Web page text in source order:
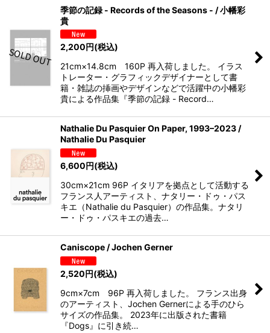
季節の記録 - Records of the Seasons - / 小幡彩
貴
2,200円(税込)
21cm×14.8cm 160P 再入荷しました。 イラス
トレーター・グラフィックデザイナーとして書
籍・雑誌の挿画やデザインなどで活躍中の小幡彩
貴による作品集『季節の記録 - Record…
Nathalie Du Pasquier On Paper, 1993–2023 /
Nathalie Du Pasquier
6,600円(税込)
30cm×21cm 96P イタリアを拠点として活動する
フランス人アーティスト、ナタリー・ドゥ・パス
キエ（Nathalie du Pasquier）の作品集。ナタリ
ー・ドゥ・パスキエの過去…
Caniscope / Jochen Gerner
2,520円(税込)
9cm×7cm 96P 再入荷しました。 フランス出身
のアーティスト、Jochen Gernerによる手のひら
サイズの作品集。 2023年に出版された書籍
『Dogs』に引き続…